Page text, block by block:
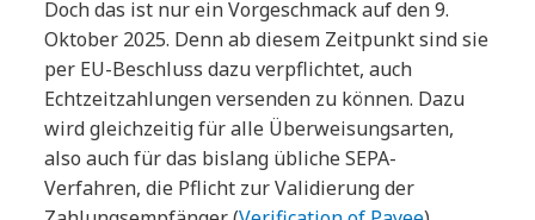
Doch das ist nur ein Vorgeschmack auf den 9.
Oktober 2025. Denn ab diesem Zeitpunkt sind sie
per EU-Beschluss dazu verpflichtet, auch
Echtzeitzahlungen versenden zu können. Dazu
wird gleichzeitig für alle Überweisungsarten,
also auch für das bislang übliche SEPA-
Verfahren, die Pflicht zur Validierung der